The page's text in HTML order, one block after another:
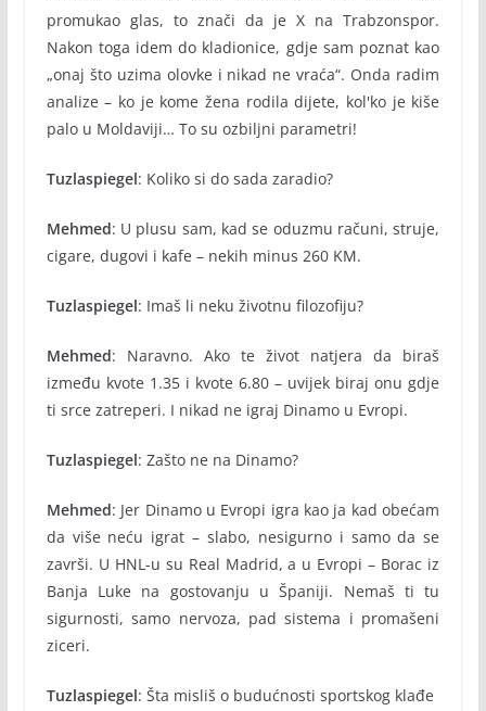
promukao glas, to znači da je X na Trabzonspor.
Nakon toga idem do kladionice, gdje sam poznat kao
„onaj što uzima olovke i nikad ne vraća“. Onda radim
analize – ko je kome žena rodila dijete, kol'ko je kiše
palo u Moldaviji… To su ozbiljni parametri!
Tuzlaspiegel: Koliko si do sada zaradio?
Mehmed: U plusu sam, kad se oduzmu računi, struje,
cigare, dugovi i kafe – nekih minus 260 KM.
Tuzlaspiegel: Imaš li neku životnu filozofiju?
Mehmed: Naravno. Ako te život natjera da biraš
između kvote 1.35 i kvote 6.80 – uvijek biraj onu gdje
ti srce zatreperi. I nikad ne igraj Dinamo u Evropi.
Tuzlaspiegel: Zašto ne na Dinamo?
Mehmed: Jer Dinamo u Evropi igra kao ja kad obećam
da više neću igrat – slabo, nesigurno i samo da se
završi. U HNL-u su Real Madrid, a u Evropi – Borac iz
Banja Luke na gostovanju u Španiji. Nemaš ti tu
sigurnosti, samo nervoza, pad sistema i promašeni
ziceri.
Tuzlaspiegel: Šta misliš o budućnosti sportskog klađe